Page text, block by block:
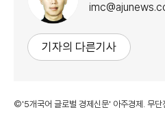
기자의 다른기사
©'5개국어 글로벌 경제신문' 아주경제. 무단